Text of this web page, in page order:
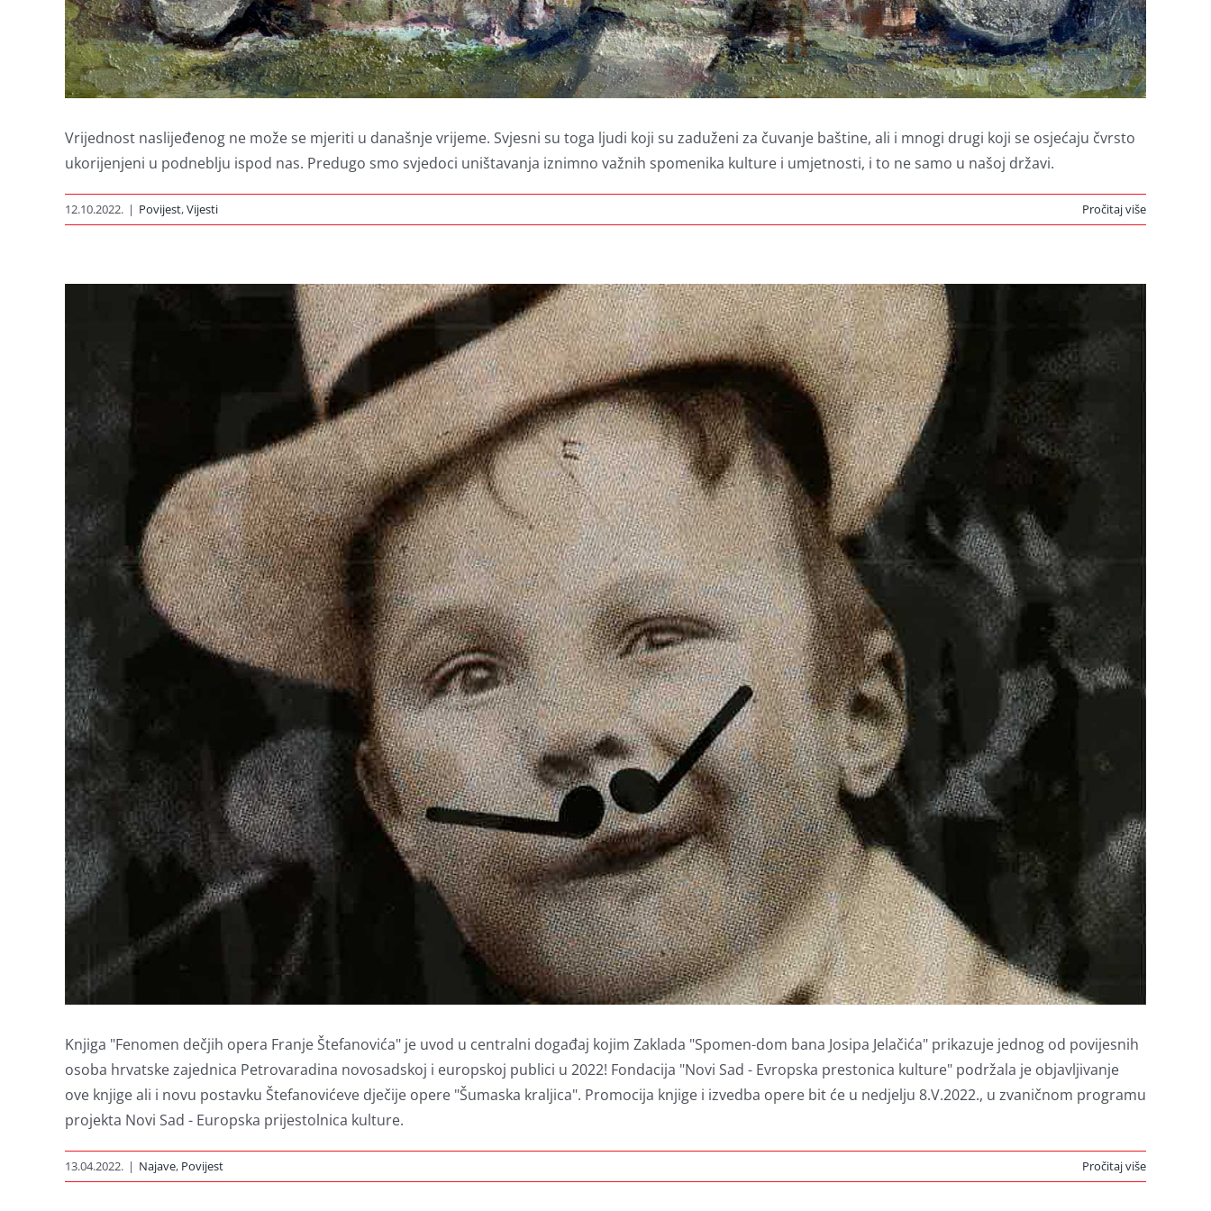
Vrijednost naslijeđenog ne može se mjeriti u današnje vrijeme. Svjesni su toga ljudi koji su zaduženi za čuvanje baštine, ali i mnogi drugi koji se osjećaju čvrsto
ukorijenjeni u podneblju ispod nas. Predugo smo svjedoci uništavanja iznimno važnih spomenika kulture i umjetnosti, i to ne samo u našoj državi.
12.10.2022. | Povijest,Vijesti Pročitaj više
Knjiga u susret projektu „Fenomen dečjih opera Franje Štefanovića“
Najave Povijest
Knjiga "Fenomen dečjih opera Franje Štefanovića" je uvod u centralni događaj kojim Zaklada "Spomen-dom bana Josipa Jelačića" prikazuje jednog od povijesnih
osoba hrvatske zajednica Petrovaradina novosadskoj i europskoj publici u 2022! Fondacija "Novi Sad - Evropska prestonica kulture" podržala je objavljivanje
ove knjige ali i novu postavku Štefanovićeve dječije opere "Šumaska kraljica". Promocija knjige i izvedba opere bit će u nedjelju 8.V.2022., u zvaničnom programu
projekta Novi Sad - Europska prijestolnica kulture.
13.04.2022. | Najave, Povijest Pročitaj više